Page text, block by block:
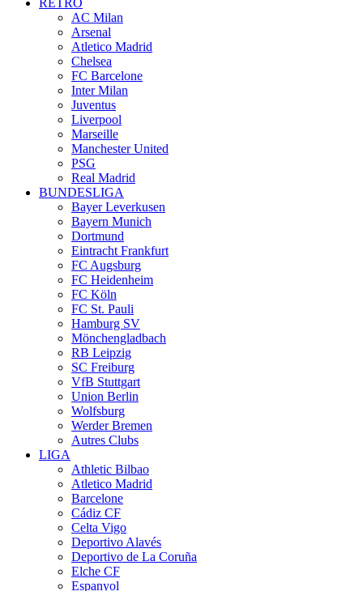
RÉTRO
AC Milan
Arsenal
Atletico Madrid
Chelsea
FC Barcelone
Inter Milan
Juventus
Liverpool
Marseille
Manchester United
PSG
Real Madrid
BUNDESLIGA
Bayer Leverkusen
Bayern Munich
Dortmund
Eintracht Frankfurt
FC Augsburg
FC Heidenheim
FC Köln
FC St. Pauli
Hamburg SV
Mönchengladbach
RB Leipzig
SC Freiburg
VfB Stuttgart
Union Berlin
Wolfsburg
Werder Bremen
Autres Clubs
LIGA
Athletic Bilbao
Atletico Madrid
Barcelone
Cádiz CF
Celta Vigo
Deportivo Alavés
Deportivo de La Coruña
Elche CF
Espanyol